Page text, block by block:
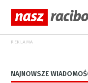
REKLAMA
NAJNOWSZE